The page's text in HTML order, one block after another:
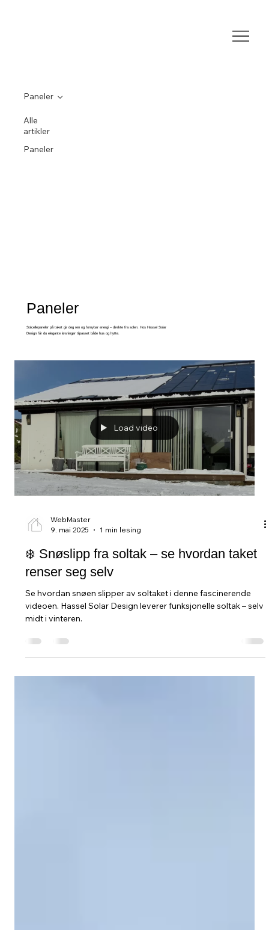
Alle
artikler
Paneler
Paneler
Paneler
Solcellepaneler på taket gir deg ren og fornybar energi – direkte fra solen. Hos Hassel Solar
Design får du elegante løsninger tilpasset både hus og hytte.
Load video
WebMaster
9. mai 2025
1 min lesing
❄️ Snøslipp fra soltak – se hvordan taket
renser seg selv
Se hvordan snøen slipper av soltaket i denne fascinerende
videoen. Hassel Solar Design leverer funksjonelle soltak – selv
midt i vinteren.